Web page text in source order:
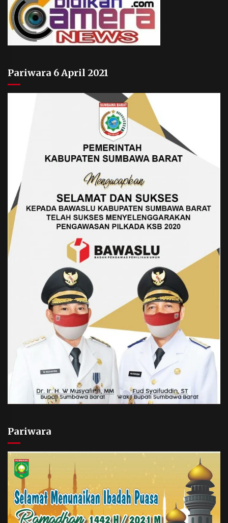
Pariwara 6 April 2021
Pariwara